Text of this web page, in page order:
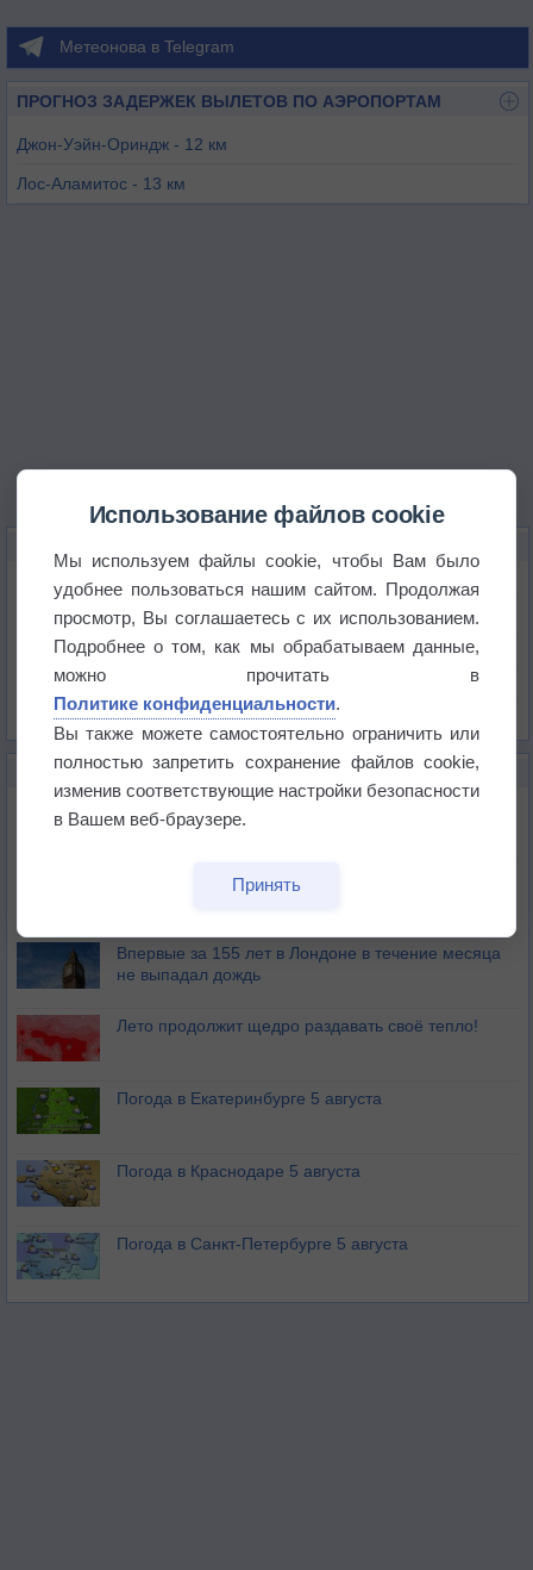
Метеонова в Telegram
ПРОГНОЗ ЗАДЕРЖЕК ВЫЛЕТОВ ПО АЭРОПОРТАМ
Джон-Уэйн-Ориндж - 12 км
Лос-Аламитос - 13 км
Температура
Давление
Осадки
Облачность
Список всех карт
НОВОЕ О ПОГОДЕ
Дневная температура воздуха в ОАЭ превысила
+51°
Европейские столицы бьют рекорды жары
Впервые за 155 лет в Лондоне в течение месяца
не выпадал дождь
Лето продолжит щедро раздавать своё тепло!
Погода в Екатеринбурге 5 августа
Погода в Краснодаре 5 августа
Погода в Санкт-Петербурге 5 августа
Использование файлов cookie
Мы используем файлы cookie, чтобы Вам было
удобнее пользоваться нашим сайтом. Продолжая
просмотр, Вы соглашаетесь с их использованием.
Подробнее о том, как мы обрабатываем данные,
можно прочитать в
Политике конфиденциальности.
Вы также можете самостоятельно ограничить или
полностью запретить сохранение файлов cookie,
изменив соответствующие настройки безопасности
в Вашем веб-браузере.
Принять